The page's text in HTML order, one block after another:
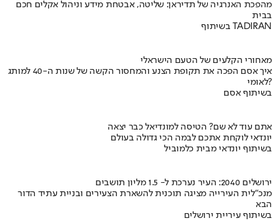
מהפכת האנרגיה של תדיראן: שליטה, אבטחת מידע וניהול אקלים חכם
בבית
בשיתוף TADIRAN
מאחורי הקלעים של הטעם הישראלי
איך אסם הפכה את תקופת הצנע והמחסור הקשה של שנות ה-40 למותג
לאומי?
בשיתוף אסם
אתם עוד לא שם? הטיסה למונדיאל כבר יצאה
יונדאי לוקחת אתכם לבמה הכי גדולה בעולם
בשיתוף יונדאי מבית כלמוביל
ירושלים 2040: העיר נערכת ל- 1.5 מליון תושבים
מנכ"לית העירייה מציגה תוכנית להשארת הצעירים ובניית עתיד הדור
הבא
בשיתוף עיריית ירושלים